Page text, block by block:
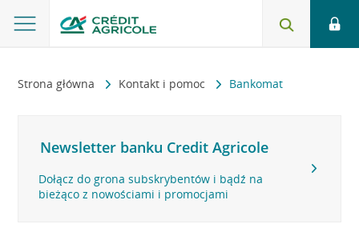
Strona główna Kontakt i pomoc Bankomat
Newsletter banku Credit Agricole
Dołącz do grona subskrybentów i bądź na
bieżąco z nowościami i promocjami